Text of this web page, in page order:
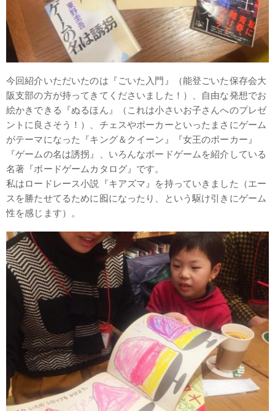
今回紹介いただいたのは『ごいた入門』（能登ごいた保存会大
阪支部の方が持ってきてくださいました！）、自由な発想でお
絵かきできる『ぬるほん』（これは小さいお子さんへのプレゼ
ントに良さそう！）、チェスやポーカーといったまさにゲーム
がテーマになった『キング＆クイーン』『女王のポーカー』
『ゲームの名は誘拐』、いろんなボードゲームを紹介している
名著『ボードゲームカタログ』です。
私はロードレース小説『キアズマ』を持っていきました（エー
スを勝たせてるために囮になったり、という駆け引きにゲーム
性を感じます）。